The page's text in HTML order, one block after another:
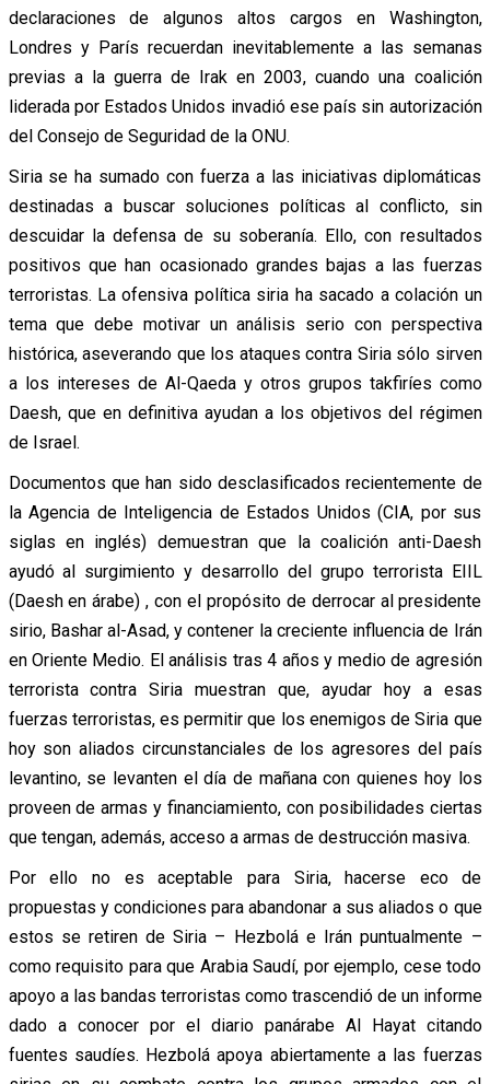
declaraciones de algunos altos cargos en Washington,
Londres y París recuerdan inevitablemente a las semanas
previas a la guerra de Irak en 2003, cuando una coalición
liderada por Estados Unidos invadió ese país sin autorización
del Consejo de Seguridad de la ONU.
Siria se ha sumado con fuerza a las iniciativas diplomáticas
destinadas a buscar soluciones políticas al conflicto, sin
descuidar la defensa de su soberanía. Ello, con resultados
positivos que han ocasionado grandes bajas a las fuerzas
terroristas. La ofensiva política siria ha sacado a colación un
tema que debe motivar un análisis serio con perspectiva
histórica, aseverando que los ataques contra Siria sólo sirven
a los intereses de Al-Qaeda y otros grupos takfiríes como
Daesh, que en definitiva ayudan a los objetivos del régimen
de Israel.
Documentos que han sido desclasificados recientemente de
la Agencia de Inteligencia de Estados Unidos (CIA, por sus
siglas en inglés) demuestran que la coalición anti-Daesh
ayudó al surgimiento y desarrollo del grupo terrorista EIIL
(Daesh en árabe) , con el propósito de derrocar al presidente
sirio, Bashar al-Asad, y contener la creciente influencia de Irán
en Oriente Medio. El análisis tras 4 años y medio de agresión
terrorista contra Siria muestran que, ayudar hoy a esas
fuerzas terroristas, es permitir que los enemigos de Siria que
hoy son aliados circunstanciales de los agresores del país
levantino, se levanten el día de mañana con quienes hoy los
proveen de armas y financiamiento, con posibilidades ciertas
que tengan, además, acceso a armas de destrucción masiva.
Por ello no es aceptable para Siria, hacerse eco de
propuestas y condiciones para abandonar a sus aliados o que
estos se retiren de Siria – Hezbolá e Irán puntualmente –
como requisito para que Arabia Saudí, por ejemplo, cese todo
apoyo a las bandas terroristas como trascendió de un informe
dado a conocer por el diario panárabe Al Hayat citando
fuentes saudíes. Hezbolá apoya abiertamente a las fuerzas